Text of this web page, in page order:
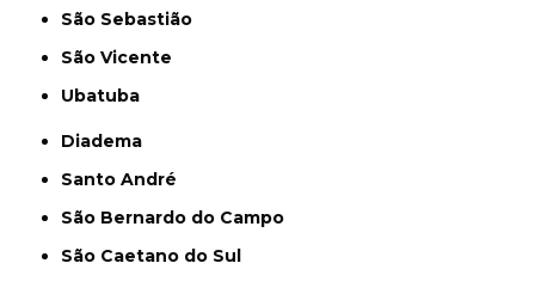
São Sebastião
São Vicente
Ubatuba
Diadema
Santo André
São Bernardo do Campo
São Caetano do Sul